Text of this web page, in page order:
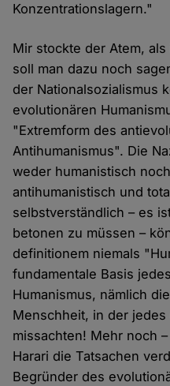
Konzentrationslagern."
Mir stockte der Atem,
soll man dazu noch
der Nationalsozialismus
evolutionären
"Extremform des
Antihumanismus". Die
weder humanistisch
antihumanistisch und
selbstverständlich – es
betonen zu müssen –
definitionem niemals
fundamentale Basis
Humanismus, nämlich
Menschheit, in der
missachten! Mehr noch
Harari die Tatsachen
Begründer des